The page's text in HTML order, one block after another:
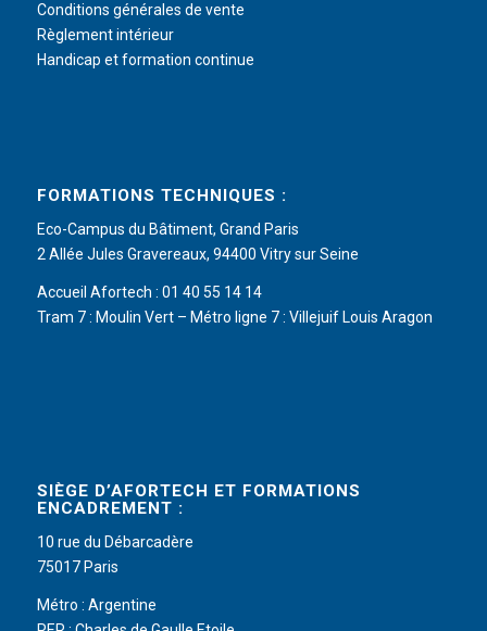
Conditions générales de vente
Règlement intérieur
Handicap et formation continue
FORMATIONS TECHNIQUES :
Eco-Campus du Bâtiment, Grand Paris
2 Allée Jules Gravereaux, 94400 Vitry sur Seine
Accueil Afortech : 01 40 55 14 14
Tram 7 : Moulin Vert – Métro ligne 7 : Villejuif Louis Aragon
SIÈGE D’AFORTECH ET FORMATIONS
ENCADREMENT :
10 rue du Débarcadère
75017 Paris
Métro : Argentine